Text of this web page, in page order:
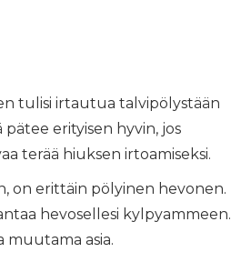
tulisi irtautua talvipölystään
erityisen hyvin, jos
terää hiuksen irtoamiseksi.
on erittäin pölyinen hevonen.
hevosellesi kylpyammeen.
asia.